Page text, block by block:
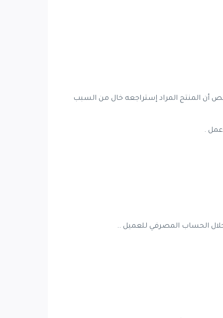
: 5 ) أيام عمل وإذا وجد خلال عملية الفحص أن المنتج المراد إستراجعه خال من السبب
الحساب المصرفي للعميل ..